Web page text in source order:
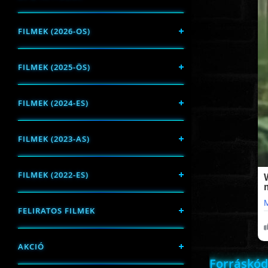
FILMEK (2026-OS)
FILMEK (2025-ÖS)
FILMEK (2024-ES)
FILMEK (2023-AS)
FILMEK (2022-ES)
FELIRATOS FILMEK
AKCIÓ